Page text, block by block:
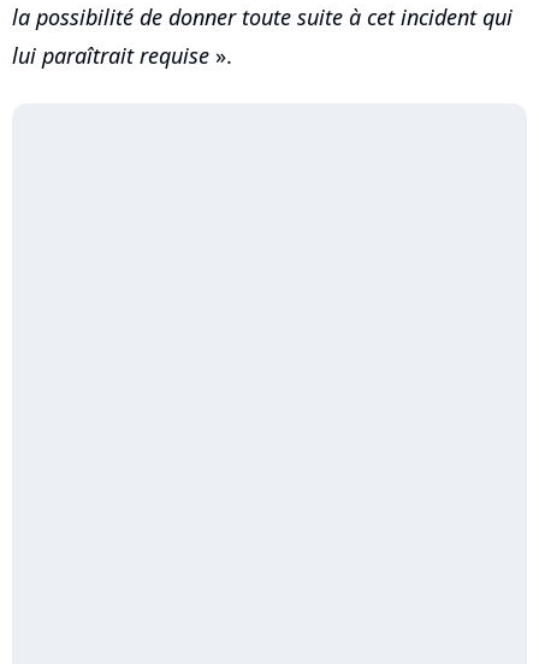
la possibilité de donner toute suite à cet incident qui
lui paraîtrait requise ».